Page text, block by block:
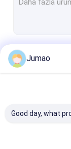
Ürünler
Jumao
Good day, what